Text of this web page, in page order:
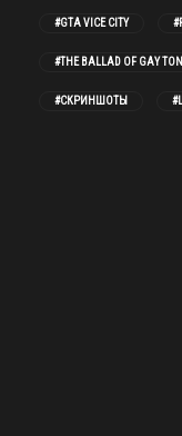
#GTA VICE CITY
#THE BALLAD OF GAY
#СКРИНШОТЫ